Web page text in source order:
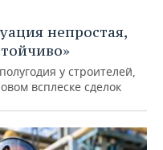
непростая,
у строителей,
всплеске сделок